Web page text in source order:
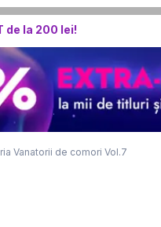
de la 200 lei!
Vanatorii de comori Vol.7